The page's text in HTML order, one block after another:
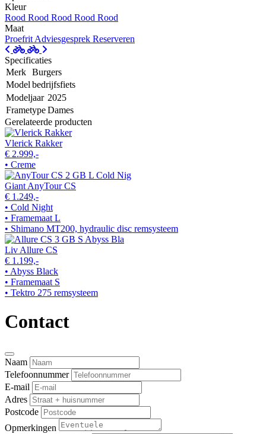
Kleur
Rood Rood Rood Rood Rood
Maat
Proefrit Adviesgesprek Reserveren
Specificaties
Merk Burgers
Model bedrijfsfiets
Modeljaar 2025
FrametypeDames
Gerelateerde producten
Vlerick Rakker
€ 2.999,-
• Creme
Giant AnyTour CS
€ 1.249,-
• Cold Night
• Framemaat L
• Shimano MT200, hydraulic disc remsysteem
Liv Allure CS
€ 1.199,-
• Abyss Black
• Framemaat S
• Tektro 275 remsysteem
Contact
Naam
Telefoonnummer
E-mail
Adres
Postcode
Opmerkingen